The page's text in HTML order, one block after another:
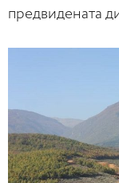
предвидената